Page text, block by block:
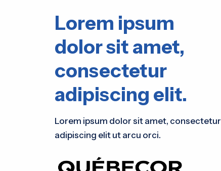
Lorem ipsum
dolor sit amet,
consectetur
adipiscing elit.
Lorem ipsum dolor sit amet, consectetur
adipiscing elit ut arcu orci.